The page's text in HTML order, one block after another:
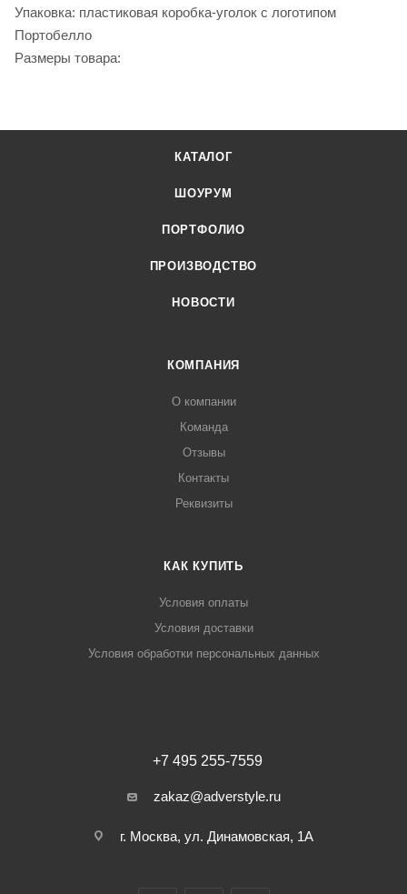
Упаковка: пластиковая коробка-уголок с логотипом
Портобелло
Размеры товара:
КАТАЛОГ
ШОУРУМ
ПОРТФОЛИО
ПРОИЗВОДСТВО
НОВОСТИ
КОМПАНИЯ
О компании
Команда
Отзывы
Контакты
Реквизиты
КАК КУПИТЬ
Условия оплаты
Условия доставки
Условия обработки персональных данных
+7 495 255-7559
zakaz@adverstyle.ru
г. Москва, ул. Динамовская, 1А